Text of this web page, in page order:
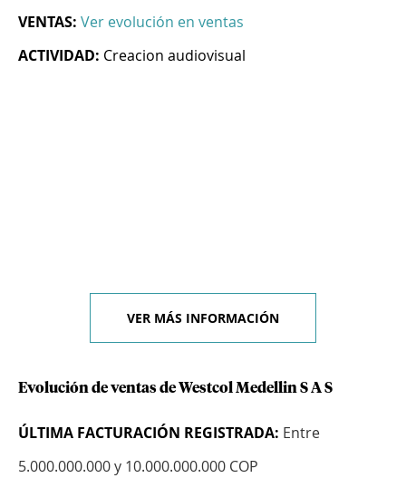
VENTAS: Ver evolución en ventas
ACTIVIDAD: Creacion audiovisual
VER MÁS INFORMACIÓN
Evolución de ventas de Westcol Medellin S A S
ÚLTIMA FACTURACIÓN REGISTRADA: Entre
5.000.000.000 y 10.000.000.000 COP